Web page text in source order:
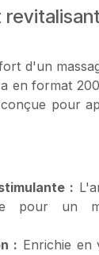
d'un
en format
pour
:
pour un
: Enrichie en